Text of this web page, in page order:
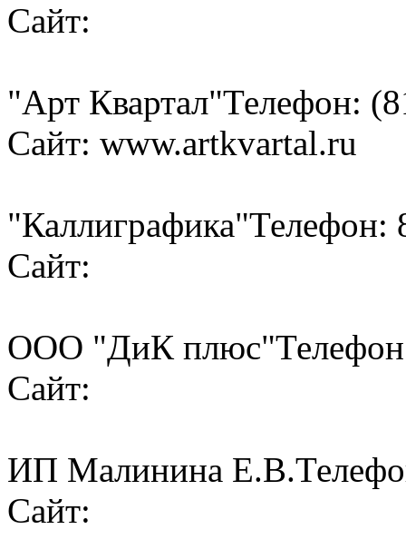
Сайт:
"Арт Квартал"Телефон:
Сайт: www.artkvartal.ru
"Каллиграфика"Телефон:
Сайт:
ООО "ДиК плюс"
Сайт:
ИП Малинина Е.В.
Сайт: